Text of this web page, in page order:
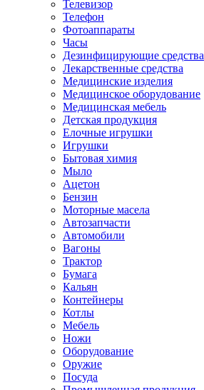
Телевизор
Телефон
Фотоаппараты
Часы
Дезинфицирующие средства
Лекарственные средства
Медицинские изделия
Медицинское оборудование
Медицинская мебель
Детская продукция
Елочные игрушки
Игрушки
Бытовая химия
Мыло
Ацетон
Бензин
Моторные масела
Автозапчасти
Автомобили
Вагоны
Трактор
Бумага
Кальян
Контейнеры
Котлы
Мебель
Ножи
Оборудование
Оружие
Посуда